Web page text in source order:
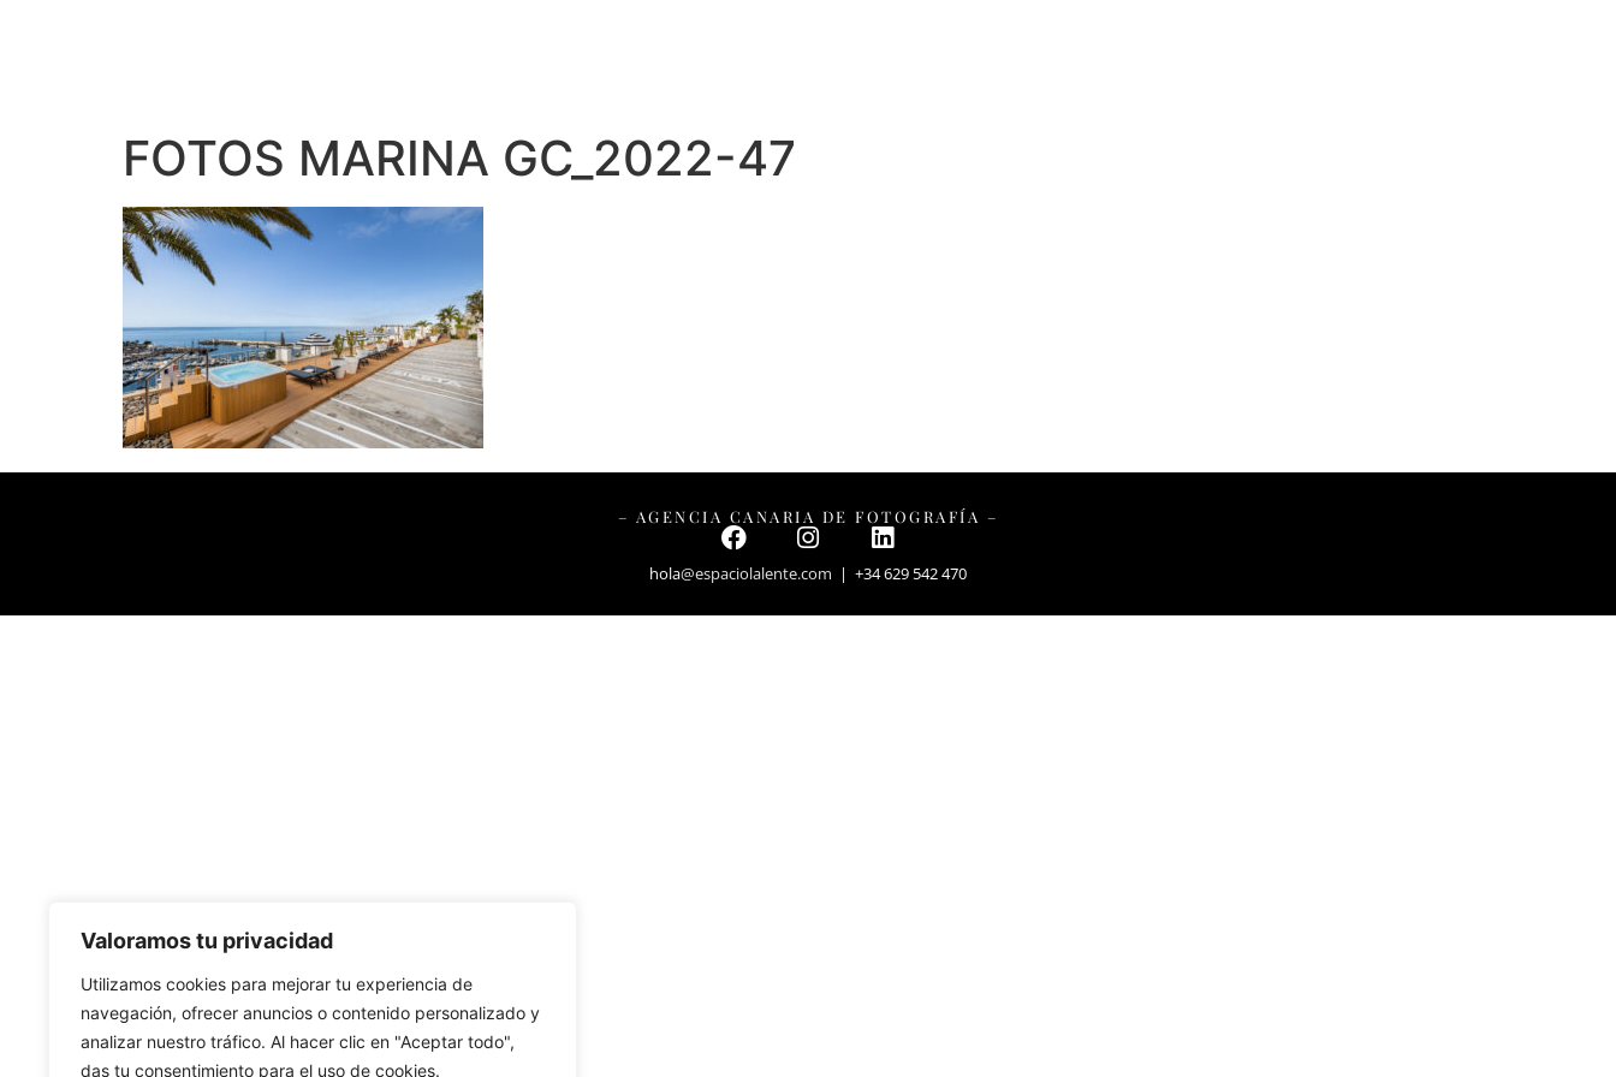
Valoramos tu privacidad
Utilizamos cookies para mejorar tu experiencia de
navegación, ofrecer anuncios o contenido personalizado y
analizar nuestro tráfico. Al hacer clic en "Aceptar todo",
das tu consentimiento para el uso de cookies.
FOTOS MARINA GC_2022-47
– AGENCIA CANARIA DE FOTOGRAFÍA –
hola@espaciolalente.com | +34 629 542 470